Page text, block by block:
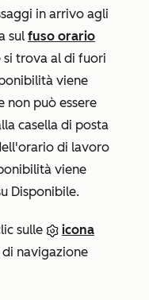
in arrivo agli
sul fuso orario
si trova al di fuori
viene
non può essere
casella di posta
di lavoro
viene
Disponibile.
sulle
icona
navigazione